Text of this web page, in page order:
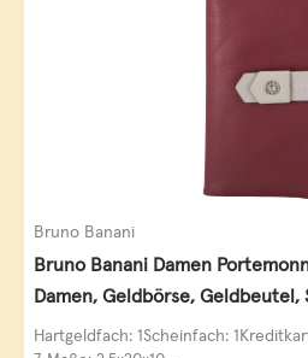
Bruno Banani
Bruno Banani Damen
Damen, Geldbörse,
Leder
Hartgeldfach: 1Scheinfach: